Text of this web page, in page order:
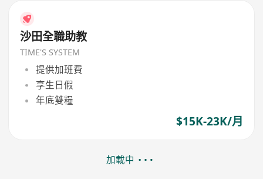
沙田全職助教
TIME'S SYSTEM
提供加班費
享生日假
年底雙糧
$15K-23K/月
加載中